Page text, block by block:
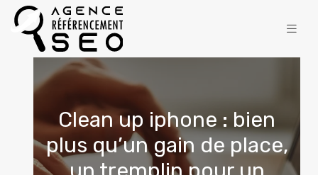
Clean up iphone : bien
plus qu’un gain de place,